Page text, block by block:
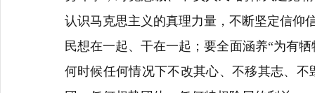
认识马克思主义的真理力量，不断坚定信仰
民想在一起、干在一起；要全面涵养“为有牺
何时候任何情况下不改其心、不移其志、